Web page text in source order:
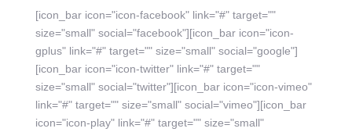
[icon_bar icon="icon-facebook" link="#" target=""
size="small" social="facebook"][icon_bar icon="icon-
gplus" link="#" target="" size="small" social="google"]
[icon_bar icon="icon-twitter" link="#" target=""
size="small" social="twitter"][icon_bar icon="icon-vimeo"
link="#" target="" size="small" social="vimeo"][icon_bar
icon="icon-play" link="#" target="" size="small"